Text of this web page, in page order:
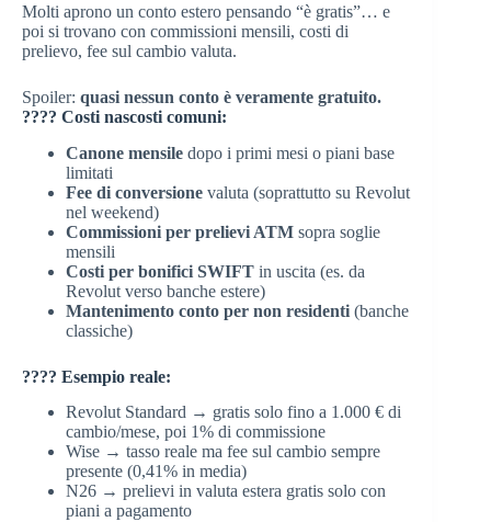
Molti aprono un conto estero pensando “è gratis”… e
poi si trovano con commissioni mensili, costi di
prelievo, fee sul cambio valuta.
Spoiler: quasi nessun conto è veramente gratuito.
???? Costi nascosti comuni:
Canone mensile dopo i primi mesi o piani base
limitati
Fee di conversione valuta (soprattutto su Revolut
nel weekend)
Commissioni per prelievi ATM sopra soglie
mensili
Costi per bonifici SWIFT in uscita (es. da
Revolut verso banche estere)
Mantenimento conto per non residenti (banche
classiche)
???? Esempio reale:
Revolut Standard → gratis solo fino a 1.000 € di
cambio/mese, poi 1% di commissione
Wise → tasso reale ma fee sul cambio sempre
presente (0,41% in media)
N26 → prelievi in valuta estera gratis solo con
piani a pagamento